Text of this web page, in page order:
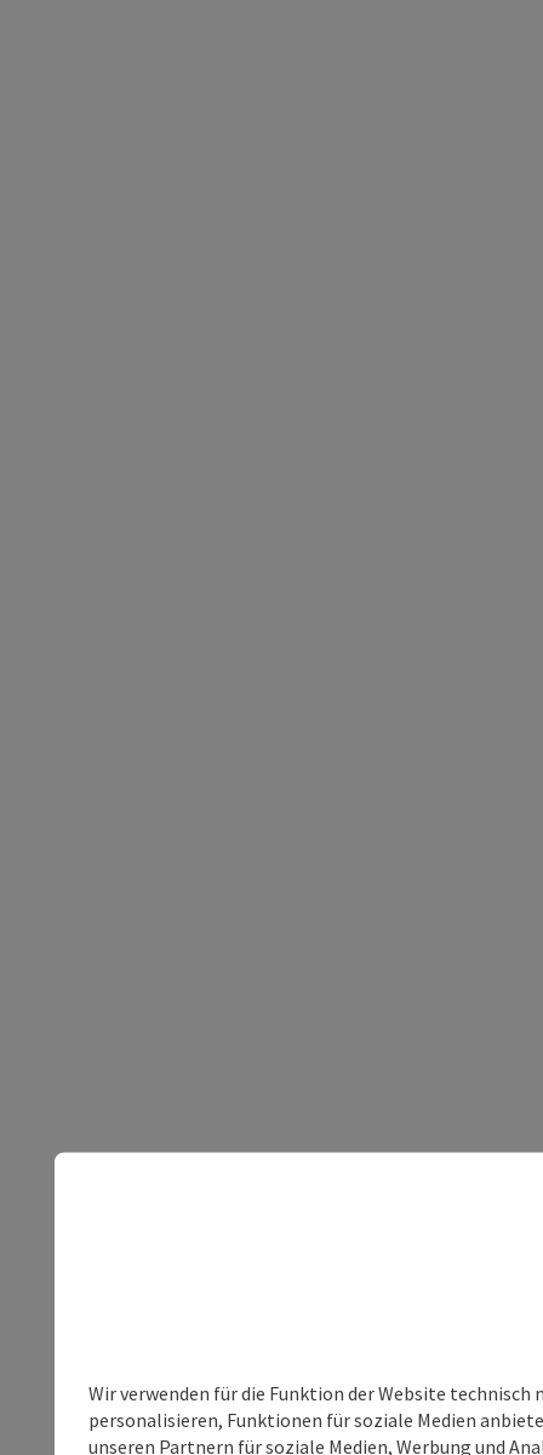
Wir verwenden für die Funktion der Website
personalisieren, Funktionen für soziale Medien
unseren Partnern für soziale Medien, Werbung und